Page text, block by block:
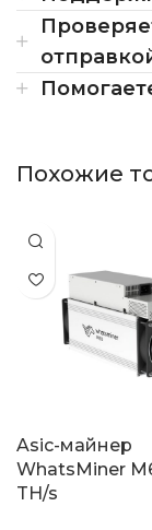
Похожие
Asic-майнер
WhatsMiner
TH/s